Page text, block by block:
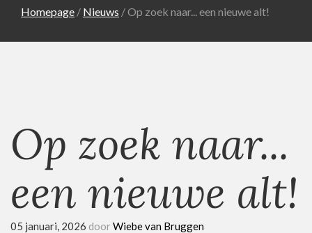
Homepage Nieuws Op zoek naar... een nieuwe alt!
Op zoek naar...
een nieuwe alt!
05 januari, 2026 door Wiebe van Bruggen